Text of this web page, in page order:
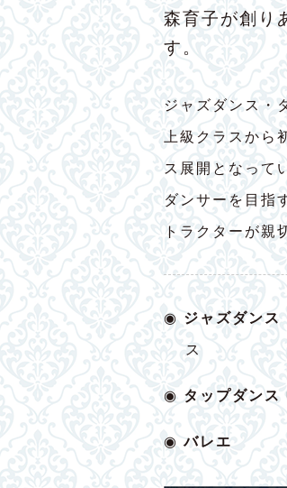
森育子が創り
す。
ジャズダンス・
上級クラスから
ス展開となって
ダンサーを目指
トラクターが親
◉ ジャズダンス
ス
◉ タップダンス
◉バレエ